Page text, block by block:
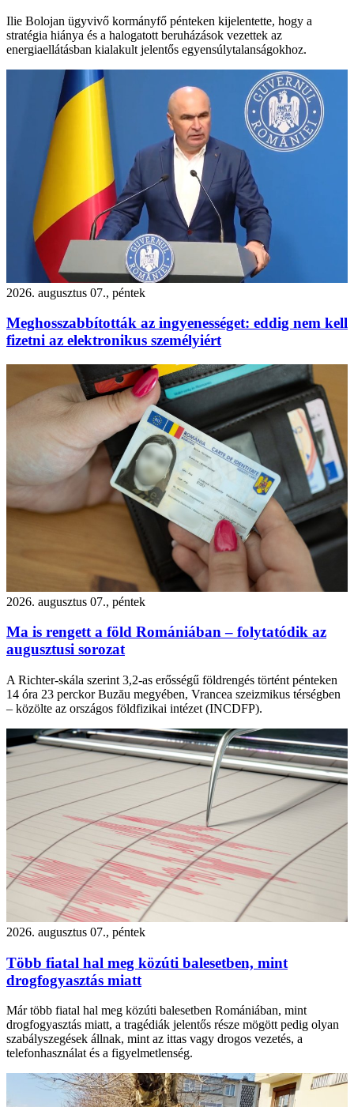
Ilie Bolojan ügyvivő kormányfő pénteken kijelentette, hogy a
stratégia hiánya és a halogatott beruházások vezettek az
energiaellátásban kialakult jelentős egyensúlytalanságokhoz.
2026. augusztus 07., péntek
Meghosszabbították az ingyenességet: eddig nem kell
fizetni az elektronikus személyiért
2026. augusztus 07., péntek
Ma is rengett a föld Romániában – folytatódik az
augusztusi sorozat
A Richter-skála szerint 3,2-as erősségű földrengés történt pénteken
14 óra 23 perckor Buzău megyében, Vrancea szeizmikus térségben
– közölte az országos földfizikai intézet (INCDFP).
2026. augusztus 07., péntek
Több fiatal hal meg közúti balesetben, mint
drogfogyasztás miatt
Már több fiatal hal meg közúti balesetben Romániában, mint
drogfogyasztás miatt, a tragédiák jelentős része mögött pedig olyan
szabályszegések állnak, mint az ittas vagy drogos vezetés, a
telefonhasználat és a figyelmetlenség.